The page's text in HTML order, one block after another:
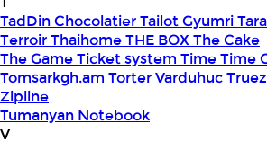
TadDin ChocolatierTailot Gyumri
TerroirThaihomeTHE BOXThe Cake
The GameTicket system TimeTime
Tomsarkgh.am Torter Varduhuc
Zipline
Tumanyan Notebook
V